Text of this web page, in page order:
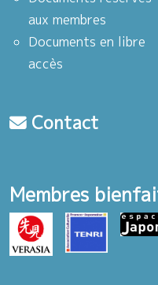
aux membres
Documents en libre
accès
Contact
Membres